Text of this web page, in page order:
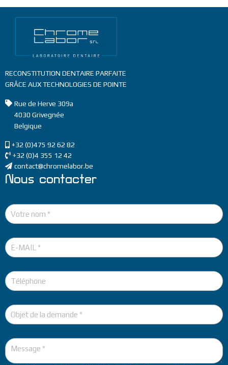
RECONSTITUTION DENTAIRE PARFAITE
GRÂCE AUX TECHNOLOGIES DE POINTE
Address
Rue de Herve 309a
4030 Grivegnée
Belgique
GSM
+32 (0)475 92 62 82
Téléphone
+32 (0)4 355 12 42
Email
contact@chromelabor.be
Nous contacter